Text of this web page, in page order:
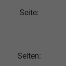
Seite:
Seiten: